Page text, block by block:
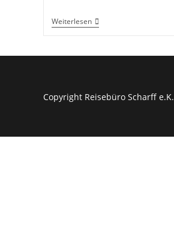
WeiterlesenUnser
Angebot
EM
Copyright Reisebüro Scharff e.K.